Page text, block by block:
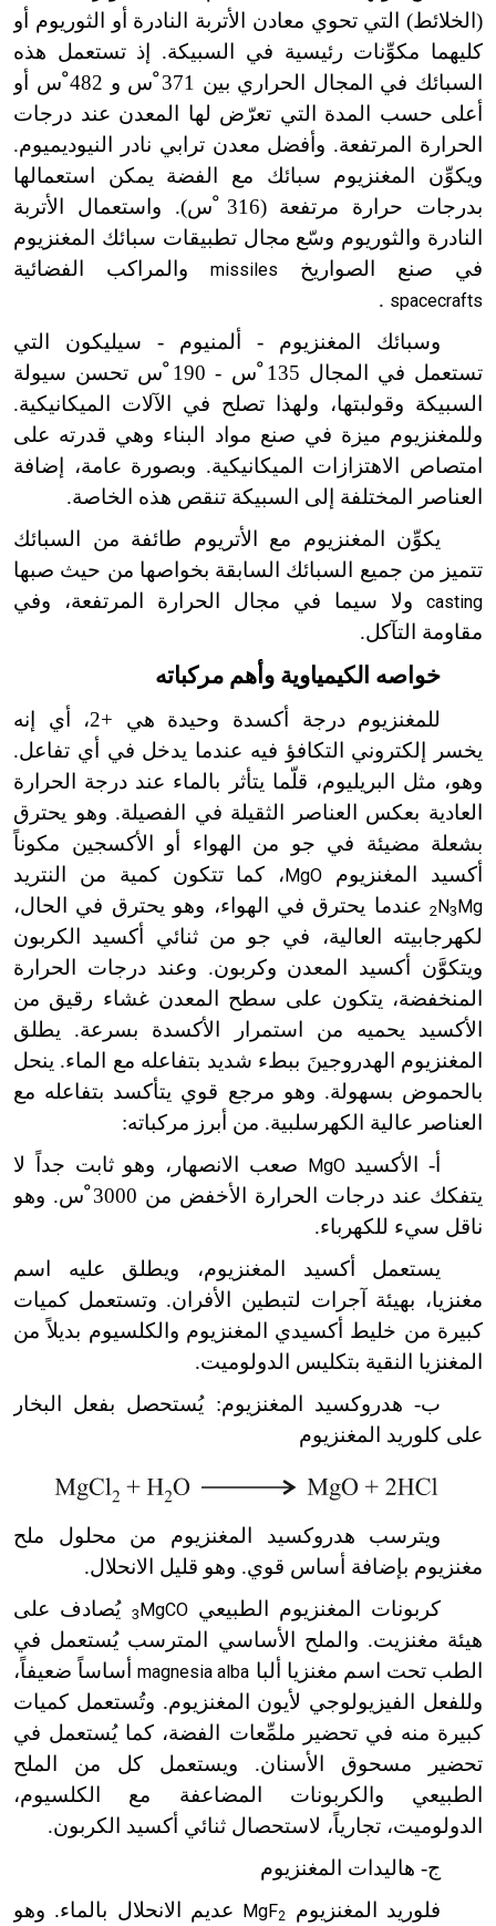
(الخلائط) التي تحوي معادن الأتربة النادرة أو الثوريوم أو
كليهما مكوِّنات رئيسية في السبيكة. إذ تستعمل هذه
السبائك في المجال الحراري بين 371 ْس و 482 ْس أو
أعلى حسب المدة التي تعرّض لها المعدن عند درجات
الحرارة المرتفعة. وأفضل معدن ترابي نادر النيوديميوم.
ويكوِّن المغنزيوم سبائك مع الفضة يمكن استعمالها
بدرجات حرارة مرتفعة (316 ْس). واستعمال الأتربة
النادرة والثوريوم وسّع مجال تطبيقات سبائك المغنزيوم
في صنع الصواريخ
missiles والمراكب الفضائية
spacecrafts
.
وسبائك المغنزيوم - ألمنيوم - سيليكون التي
تستعمل في المجال 135 ْس - 190 ْس تحسن سيولة
السبيكة وقولبتها، ولهذا تصلح في الآلات الميكانيكية.
وللمغنزيوم ميزة في صنع مواد البناء وهي قدرته على
امتصاص الاهتزازات الميكانيكية. وبصورة عامة، إضافة
العناصر المختلفة إلى السبيكة تنقص هذه الخاصة.
يكوِّن المغنزيوم مع الأتريوم طائفة من السبائك
تتميز من جميع السبائك السابقة بخواصها من حيث صبها
casting ولا سيما في مجال الحرارة المرتفعة، وفي
مقاومة التآكل.
خواصه الكيمياوية وأهم مركباته
للمغنزيوم درجة أكسدة وحيدة هي +2، أي إنه
يخسر إلكتروني التكافؤ فيه عندما يدخل في أي تفاعل.
وهو، مثل البريليوم، قلّما يتأثر بالماء عند درجة الحرارة
العادية بعكس العناصر الثقيلة في الفصيلة. وهو يحترق
بشعلة مضيئة في جو من الهواء أو الأكسجين مكوناً
أكسيد المغنزيوم MgO ، كما تتكون كمية من النتريد
Mg
3
N
2 عندما يحترق في الهواء، وهو يحترق في الحال،
لكهرجابيته العالية، في جو من ثنائي أكسيد الكربون
ويتكوَّن أكسيد المعدن وكربون. وعند درجات الحرارة
المنخفضة، يتكون على سطح المعدن غشاء رقيق من
الأكسيد يحميه من استمرار الأكسدة بسرعة. يطلق
المغنزيوم الهدروجينَ ببطء شديد بتفاعله مع الماء. ينحل
بالحموض بسهولة. وهو مرجع قوي يتأكسد بتفاعله مع
العناصر عالية الكهرسلبية. من أبرز مركباته:
أ- الأكسيدMgO
صعب الانصهار، وهو ثابت جداً لا
يتفكك عند درجات الحرارة الأخفض من 3000 ْس. وهو
ناقل سيء للكهرباء.
يستعمل أكسيد المغنزيوم، ويطلق عليه اسم
مغنزيا، بهيئة آجرات لتبطين الأفران. وتستعمل كميات
كبيرة من خليط أكسيدي المغنزيوم والكلسيوم بديلاً من
المغنزيا النقية بتكليس الدولوميت.
ب- هدروكسيد المغنزيوم: يُستحصل بفعل البخار
على كلوريد المغنزيوم
ويترسب هدروكسيد المغنزيوم من محلول ملح
مغنزيوم بإضافة أساس قوي. وهو قليل الانحلال.
كربونات المغنزيوم الطبيعيMgCO
3 يُصادف على
هيئة مغنزيت. والملح الأساسي المترسب يُستعمل في
الطب تحت اسم مغنزيا ألبا magnesia albaأساساً ضعيفاً،
وللفعل الفيزيولوجي لأيون المغنزيوم. وتُستعمل كميات
كبيرة منه في تحضير ملمِّعات الفضة، كما يُستعمل في
تحضير مسحوق الأسنان. ويستعمل كل من الملح
الطبيعي والكربونات المضاعفة مع الكلسيوم،
الدولوميت، تجارياً، لاستحصال ثنائي أكسيد الكربون.
ج- هاليدات المغنزيوم
فلوريد المغنزيوم
MgF2
عديم الانحلال بالماء. وهو